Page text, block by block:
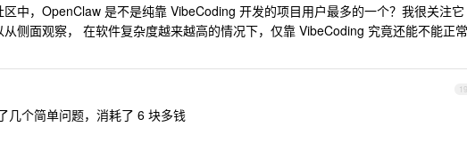
中，OpenClaw 是不是纯靠 VibeCoding 开发的项目用户最多的一个？我很关注它
侧面观察， 在软件复杂度越来越高的情况下，仅靠 VibeCoding 究竟还能不能正常
19
几个简单问题，消耗了 6 块多钱